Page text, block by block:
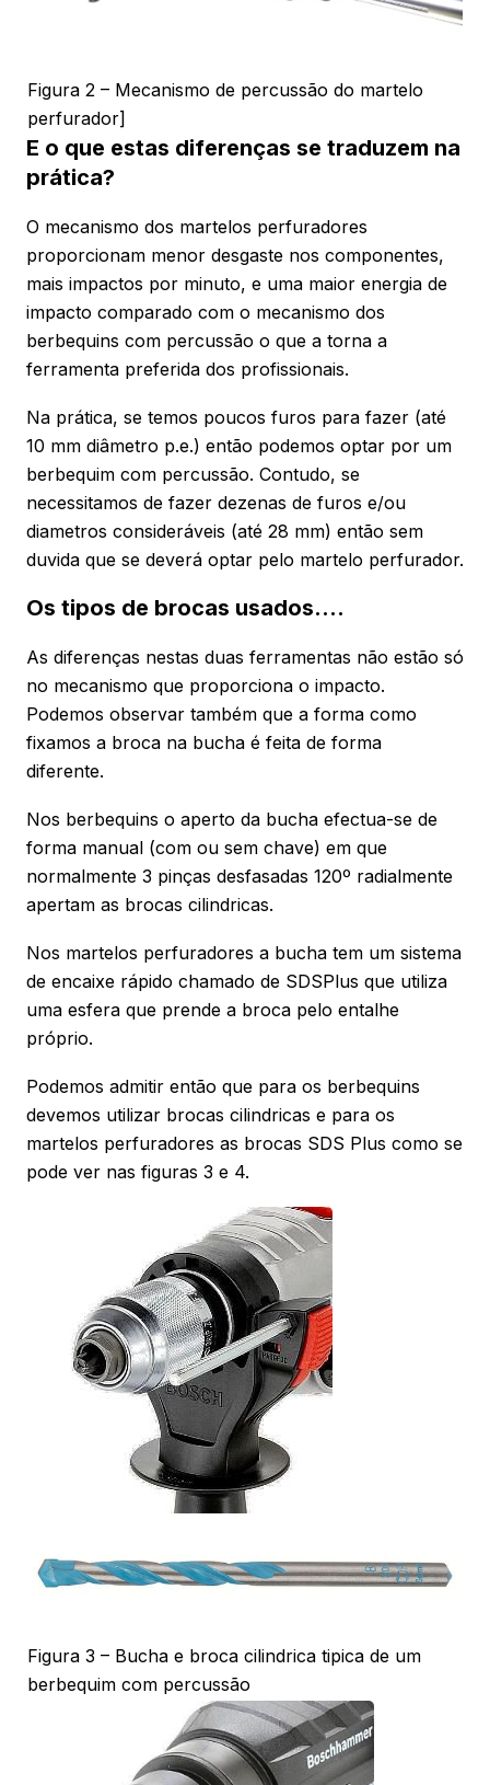
Figura 2 – Mecanismo de percussão do martelo
perfurador]
E o que estas diferenças se traduzem na
prática?
O mecanismo dos martelos perfuradores
proporcionam menor desgaste nos componentes,
mais impactos por minuto, e uma maior energia de
impacto comparado com o mecanismo dos
berbequins com percussão o que a torna a
ferramenta preferida dos profissionais.
Na prática, se temos poucos furos para fazer (até
10 mm diâmetro p.e.) então podemos optar por um
berbequim com percussão. Contudo, se
necessitamos de fazer dezenas de furos e/ou
diametros consideráveis (até 28 mm) então sem
duvida que se deverá optar pelo martelo perfurador.
Os tipos de brocas usados….
As diferenças nestas duas ferramentas não estão só
no mecanismo que proporciona o impacto.
Podemos observar também que a forma como
fixamos a broca na bucha é feita de forma
diferente.
Nos berbequins o aperto da bucha efectua-se de
forma manual (com ou sem chave) em que
normalmente 3 pinças desfasadas 120º radialmente
apertam as brocas cilindricas.
Nos martelos perfuradores a bucha tem um sistema
de encaixe rápido chamado de SDSPlus que utiliza
uma esfera que prende a broca pelo entalhe
próprio.
Podemos admitir então que para os berbequins
devemos utilizar brocas cilindricas e para os
martelos perfuradores as brocas SDS Plus como se
pode ver nas figuras 3 e 4.
Figura 3 – Bucha e broca cilindrica tipica de um
berbequim com percussão